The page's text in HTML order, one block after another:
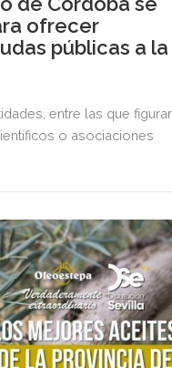
ofrecer
públicas a la
entre las que
o asociaciones